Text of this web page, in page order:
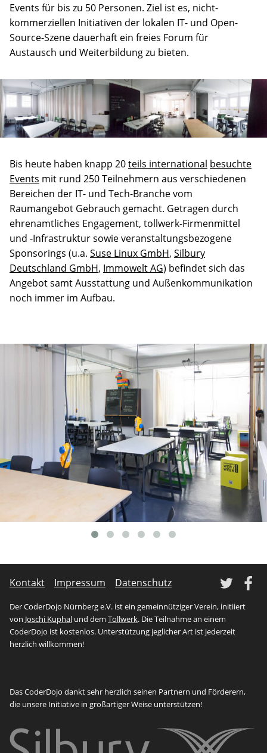
Events für bis zu 50 Personen. Ziel ist es, nicht-
kommerziellen Initiativen der lokalen IT- und Open-
Source-Szene dauerhaft ein freies Forum für
Austausch und Weiterbildung zu bieten.
Bis heute haben knapp 20teils international besuchte
Events mit rund 250 Teilnehmern aus verschiedenen
Bereichen der IT- und Tech-Branche vom
Raumangebot Gebrauch gemacht. Getragen durch
ehrenamtliches Engagement, tollwerk-Firmenmittel
und -Infrastruktur sowie veranstaltungsbezogene
Sponsorings (u.a. Suse Linux GmbH, Silbury
Deutschland GmbH, Immowelt AG) befindet sich das
Angebot samt Ausstattung und Außenkommunikation
noch immer im Aufbau.
Kontakt Impressum Datenschutz
Der CoderDojo Nürnberg e.V. ist ein gemeinnütziger Verein, initiiert
von Joschi Kuphal und dem Tollwerk. Die Teilnahme an einem
CoderDojo ist kostenlos. Unterstützung jeglicher Art ist jederzeit
herzlich willkommen!
Das CoderDojo dankt sehr herzlich seinen Partnern und Förderern,
die unsere Initiative in großartiger Weise unterstützen!